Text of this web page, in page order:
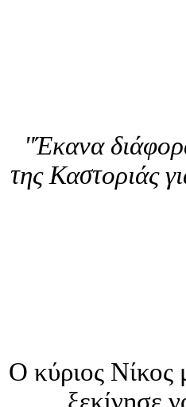
"Έκανα
της Καστοριάς
Ο κύριος Νίκος